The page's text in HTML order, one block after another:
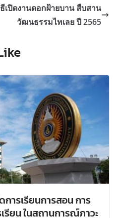
เปิดงานดอกฝ้ายบาน สืบสาน
วัฒนธรรมไทเลย ปี 2565
ารเรียนการสอน การ
รียน ในสถานการณ์ภาวะ